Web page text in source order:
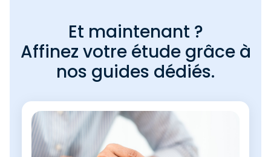
Et maintenant ?
Affinez votre étude grâce à
nos guides dédiés.